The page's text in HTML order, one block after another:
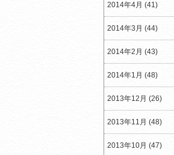
2014年4月 (41)
2014年3月 (44)
2014年2月 (43)
2014年1月 (48)
2013年12月 (26)
2013年11月 (48)
2013年10月 (47)